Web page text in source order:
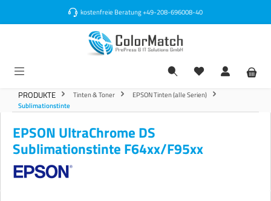
kostenfreie Beratung+49-208-696008-40
PRODUKTE Tinten & Toner
EPSON Tinten (alle Serien)
Sublimationstinte
EPSON UltraChrome DS
Sublimationstinte F64xx/F95xx